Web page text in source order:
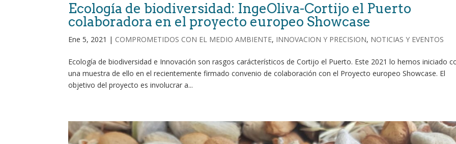
Ecología de biodiversidad: IngeOliva-Cortijo el Puerto
colaboradora en el proyecto europeo Showcase
Ene 5, 2021 | COMPROMETIDOS CON EL MEDIO AMBIENTE, INNOVACION Y PRECISION, NOTICIAS Y EVENTOS
Ecología de biodiversidad e Innovación son rasgos carácterísticos de Cortijo el Puerto. Este 2021 lo hemos iniciado
una muestra de ello en el recientemente firmado convenio de colaboración con el Proyecto europeo Showcase. El
objetivo del proyecto es involucrar a...